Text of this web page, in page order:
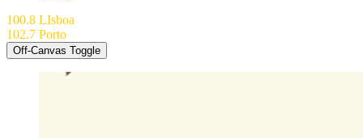
100.8 LIsboa
102.7 Porto
Off-Canvas Toggle